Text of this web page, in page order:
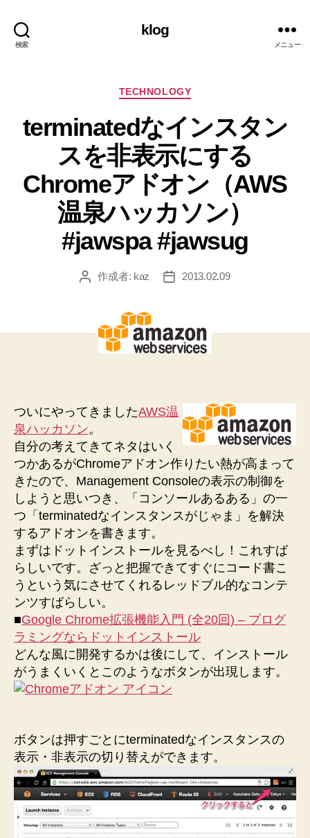
検索
klog
メニュー
カ
ゴ
リ
ー
TECHNOLOGY
terminatedなインスタン
スを非表示にする
Chromeアドオン（AWS
温泉ハッカソン）
#jawspa #jawsug
投
作成者: kaz
投
2013.02.09
ついにやってきましたAWS温
泉ハッカソン。
自分の考えてきてネタはいく
つかあるがChromeアドオン作りたい熱が高まって
きたので、Management Consoleの表示の制御を
しようと思いつき、「コンソールあるある」の一
つ「terminatedなインスタンスがじゃま」を解決
するアドオンを書きます。
まずはドットインストールを見るべし！これすば
らしいです。ざっと把握できてすぐにコード書こ
うという気にさせてくれるレッドブル的なコンテ
ンツすばらしい。
■Google Chrome拡張機能入門 (全20回) – プログ
ラミングならドットインストール
どんな風に開発するかは後にして、インストール
がうまくいくとこのようなボタンが出現します。
ボタンは押すごとにterminatedなインスタンスの
表示・非表示の切り替えができます。